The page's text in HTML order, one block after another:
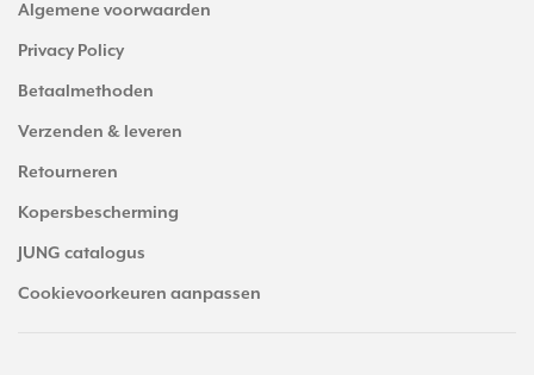
Algemene voorwaarden
Privacy Policy
Betaalmethoden
Verzenden & leveren
Retourneren
Kopersbescherming
JUNG catalogus
Cookievoorkeuren aanpassen